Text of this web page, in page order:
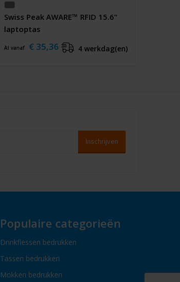
Swiss Peak AWARE™ RFID 15.6"
laptoptas
Al vanaf € 35,36 4 werkdag(en)
Populaire categorieën
Drinkflessen bedrukken
Tassen bedrukken
Mokken bedrukken